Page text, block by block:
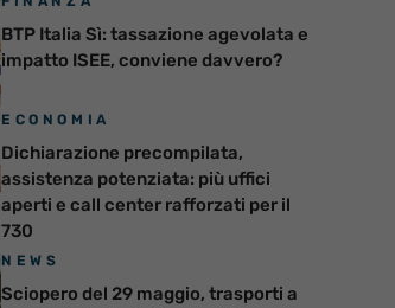
BTP Italia Sì: tassazione agevolata e
impatto ISEE, conviene davvero?
ECONOMIA
Dichiarazione precompilata,
assistenza potenziata: più uffici
aperti e call center rafforzati per il
730
NEWS
Sciopero del 29 maggio, trasporti a